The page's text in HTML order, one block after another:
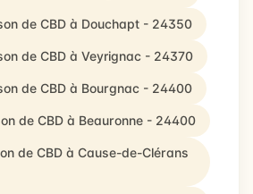
de CBD à Douchapt - 24350
de CBD à Veyrignac - 24370
de CBD à Bourgnac - 24400
de CBD à Beauronne - 24400
de CBD à Cause-de-Clérans